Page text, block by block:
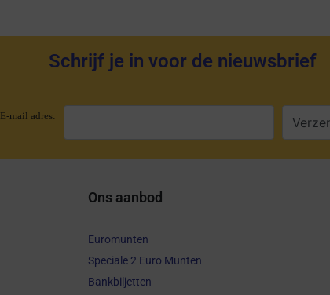
Schrijf je in voor de nieuwsbrief
E-mail adres:
Ons aanbod
Euromunten
Speciale 2 Euro Munten
Bankbiljetten